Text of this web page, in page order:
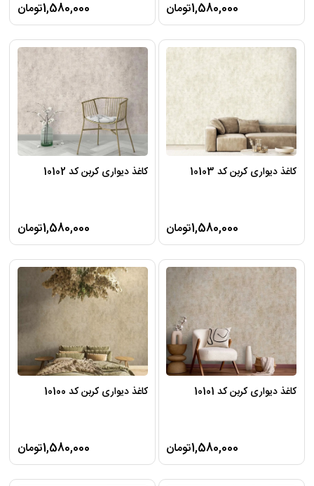
1,580,000تومان 1,580,000تومان
کاغذ دیواری کربن کد 10103
1,580,000تومان
کاغذ دیواری کربن کد 10102
1,580,000تومان
کاغذ دیواری کربن کد 10101
1,580,000تومان
کاغذ دیواری کربن کد 10100
1,580,000تومان